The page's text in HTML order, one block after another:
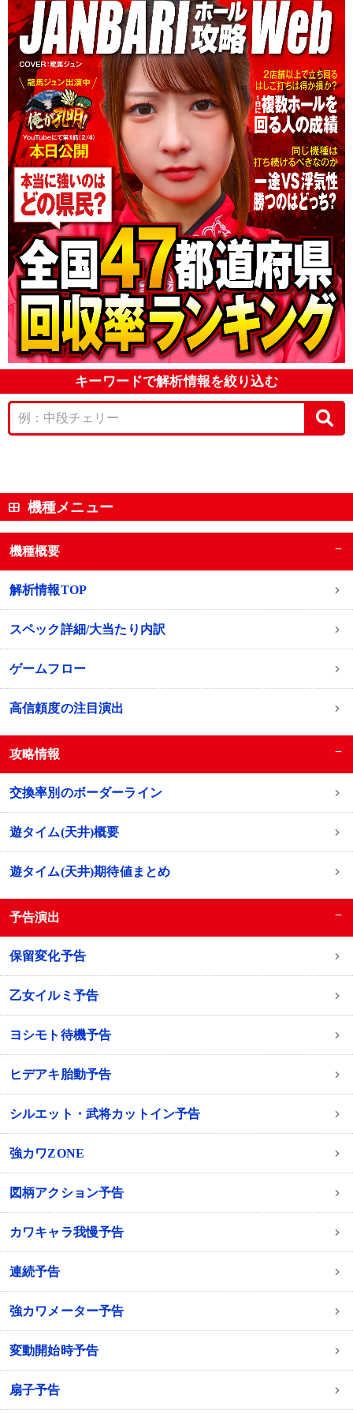
キーワードで解析情報を絞り込む
機種メニュー
機種概要 −
解析情報TOP
スペック詳細/大当たり内訳
ゲームフロー
高信頼度の注目演出
攻略情報 −
交換率別のボーダーライン
遊タイム(天井)概要
遊タイム(天井)期待値まとめ
予告演出 −
保留変化予告
乙女イルミ予告
ヨシモト待機予告
ヒデアキ胎動予告
シルエット・武将カットイン予告
強カワZONE
図柄アクション予告
カワキャラ我慢予告
連続予告
強カワメーター予告
変動開始時予告
扇子予告